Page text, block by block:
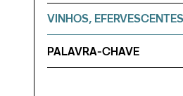
VINHOS,